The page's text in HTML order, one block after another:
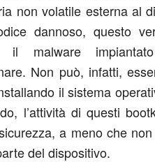
non volatile esterna al
dannoso, questo
il malware
Non può, infatti,
il sistema
l’attività di questi
a meno che
del dispositivo.